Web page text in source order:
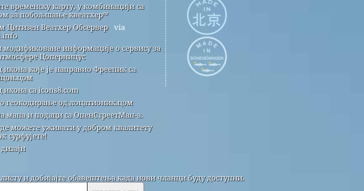
временску карту, у комбинацији са
за побољшање квеатхер™
Цитизен Веатхер Обсервер
via
модификоване информације о сервису за
Цоперницус
икона које је направио Фреепик са
икона са icons8.com
геокодирање од лоцатионик.цом
мапа и подаци са ОпенСтреетМап-а.
можете уживати у добром квалитету
сурфујете!
и добијајте обавештења када нови чланци буду доступни.